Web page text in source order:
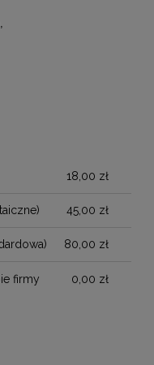
płatności
18,00 zł
45,00 zł
80,00 zł
firmy
0,00 zł